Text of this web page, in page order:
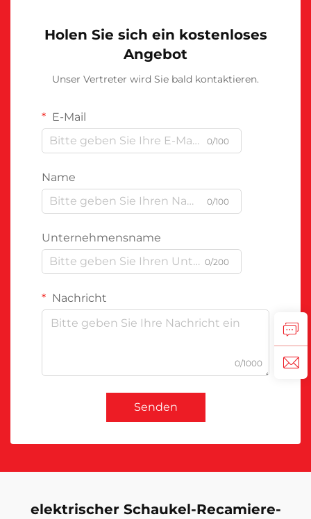
Holen Sie sich ein kostenloses
Angebot
Unser Vertreter wird Sie bald kontaktieren.
E-Mail
0/100
Name
0/100
Unternehmensname
0/200
Nachricht
0/1000
Senden
elektrischer Schaukel-Recamiere-